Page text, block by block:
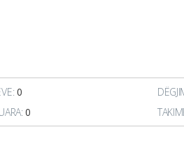
0
0